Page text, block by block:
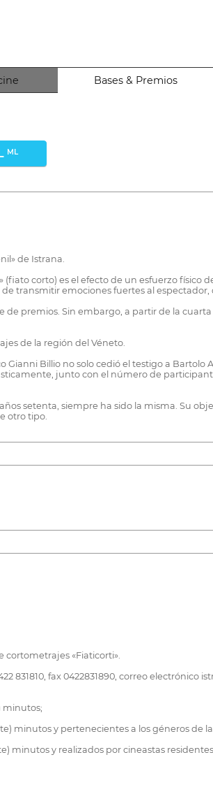
Bases & Premios
ML
de Istrana.
corto) es el efecto de un esfuerzo físico
transmitir emociones fuertes al espectador,
premios. Sin embargo, a partir de la
de la región del Véneto.
Billio no solo cedió el testigo a
junto con el número de
setenta, siempre ha sido la misma. Su
otro tipo.
cortometrajes «Fiaticorti».
831810, fax 0422831890, correo electrónico
minutos;
minutos y pertenecientes a los géneros de
minutos y realizados por cineastas